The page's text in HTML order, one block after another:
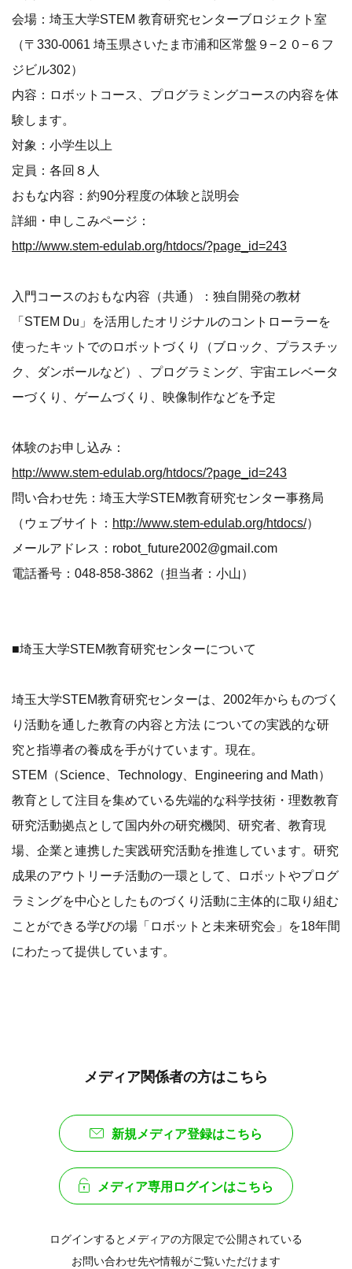
会場：埼玉大学STEM 教育研究センターブロジェクト室
（〒330-0061 埼玉県さいたま市浦和区常盤９−２０−６フ
ジビル302）
内容：ロボットコース、プログラミングコースの内容を体
験します。
対象：小学生以上
定員：各回８人
おもな内容：約90分程度の体験と説明会
詳細・申しこみページ：
http://www.stem-edulab.org/htdocs/?page_id=243
入門コースのおもな内容（共通）：独自開発の教材
「STEM Du」を活用したオリジナルのコントローラーを
使ったキットでのロボットづくり（ブロック、プラスチッ
ク、ダンボールなど）、プログラミング、宇宙エレベータ
ーづくり、ゲームづくり、映像制作などを予定
体験のお申し込み：
http://www.stem-edulab.org/htdocs/?page_id=243
問い合わせ先：埼玉大学STEM教育研究センター事務局
（ウェブサイト： http://www.stem-edulab.org/htdocs/）
メールアドレス：robot_future2002@gmail.com
電話番号：048-858-3862（担当者：小山）
■埼玉大学STEM教育研究センターについて
埼玉大学STEM教育研究センターは、2002年からものづく
り活動を通した教育の内容と方法 についての実践的な研
究と指導者の養成を手がけています。現在。
STEM（Science、Technology、Engineering and Math）
教育として注目を集めている先端的な科学技術・理数教育
研究活動拠点として国内外の研究機関、研究者、教育現
場、企業と連携した実践研究活動を推進しています。研究
成果のアウトリーチ活動の一環として、ロボットやプログ
ラミングを中心としたものづくり活動に主体的に取り組む
ことができる学びの場「ロボットと未来研究会」を18年間
にわたって提供しています。
メディア関係者の方はこちら
新規メディア登録はこちら
メディア専用ログインはこちら
ログインするとメディアの方限定で公開されている
お問い合わせ先や情報がご覧いただけます